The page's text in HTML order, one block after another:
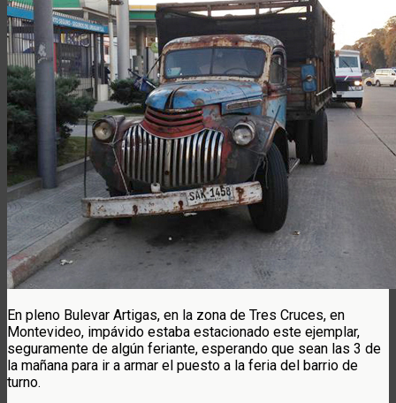
En pleno Bulevar Artigas, en la zona de Tres Cruces, en
Montevideo, impávido estaba estacionado este ejemplar,
seguramente de algún feriante, esperando que sean las 3 de
la mañana para ir a armar el puesto a la feria del barrio de
turno.